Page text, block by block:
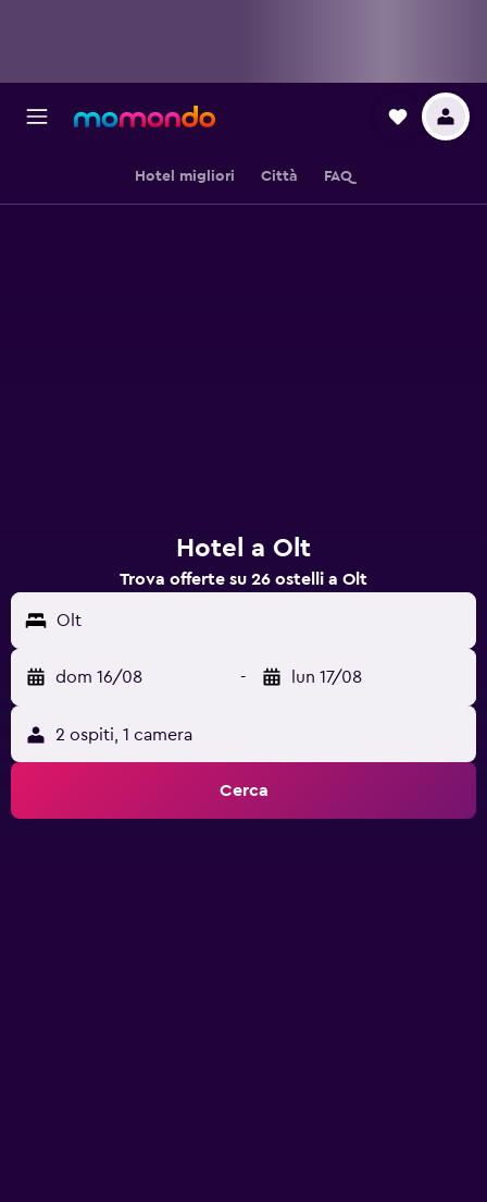
Hotel migliori Città FAQ
Hotel a Olt
Trova offerte su 26 ostelli a Olt
Olt
dom 16/08 - lun 17/08
2 ospiti, 1 camera
Cerca